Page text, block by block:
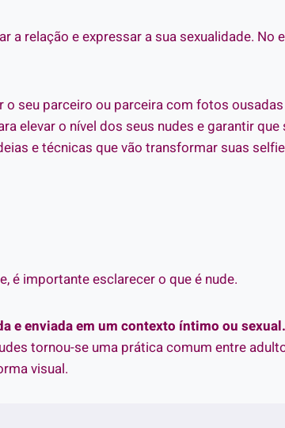
relação e expressar a sua sexualidade. No
seu parceiro ou parceira com fotos
elevar o nível dos seus nudes e garantir
e técnicas que vão transformar suas
é importante esclarecer o que é nude.
e enviada em um contexto íntimo ou sexual.
tornou-se uma prática comum entre
visual.